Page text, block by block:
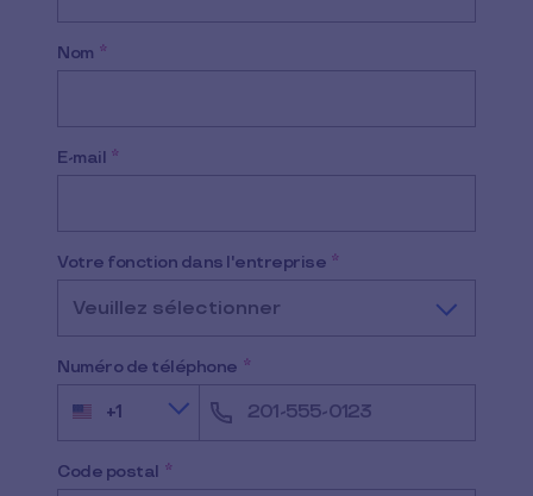
Nom *
E-mail *
Votre fonction dans l'entreprise *
Veuillez sélectionner
Numéro de téléphone *
U
t
+1
Code postal *